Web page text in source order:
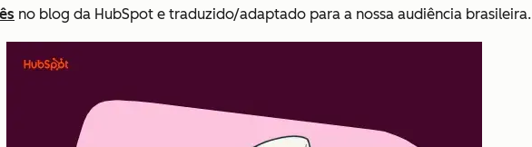
no blog da HubSpot e traduzido/adaptado para a nossa audiência brasileira.